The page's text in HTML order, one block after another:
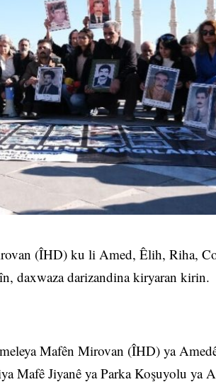
(ÎHD) ku li Amed, Êlih, Riha,
daxwaza darizandina kiryaran kirin.
Mafên Mirovan (ÎHD) ya
Mafê Jiyanê ya Parka Koşuyolu ya